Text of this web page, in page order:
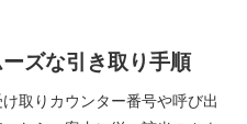
ズな引き取り手順
取りカウンター番号や呼び出